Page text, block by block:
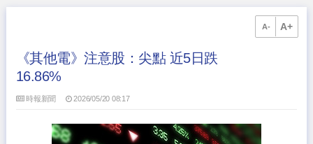
A- A+
《其他電》注意股：尖點 近5日跌
16.86%
時報新聞 2026/05/20 08:17